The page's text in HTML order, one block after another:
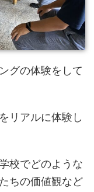
グの体験をして
リアルに体験し
校でどのような
ちの価値観など